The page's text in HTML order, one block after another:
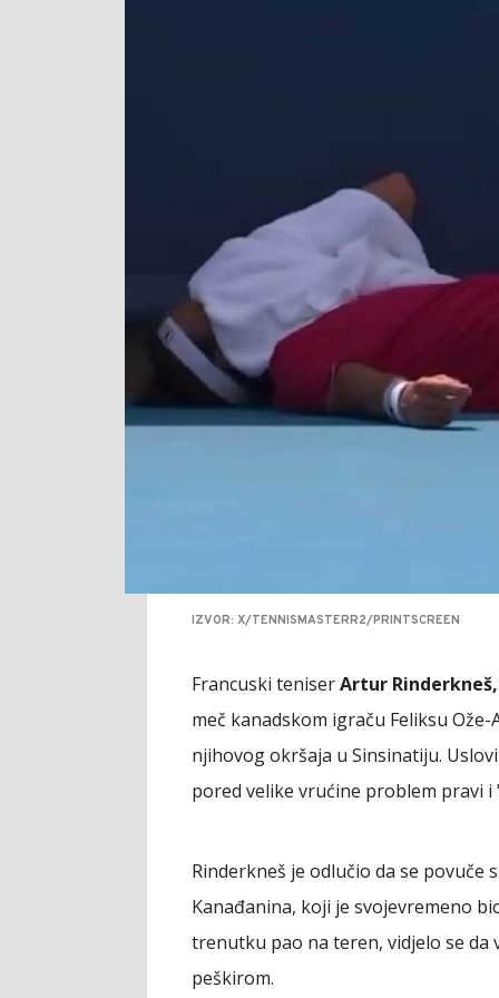
IZVOR: X/TENNISMASTERR2/PRINTSCREEN
Francuski teniserArtur Rinderkneš,
meč kanadskom igraču Feliksu
njihovog okršaja u Sinsinatiju.
pored velike vrućine problem pravi i
Rinderkneš je odlučio da se
Kanađanina, koji je svojevremeno
trenutku pao na teren, vidjelo se da
peškirom.